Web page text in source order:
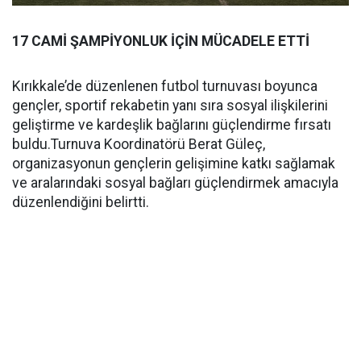
17 CAMİ ŞAMPİYONLUK İÇİN MÜCADELE ETTİ
Kırıkkale’de düzenlenen futbol turnuvası boyunca
gençler, sportif rekabetin yanı sıra sosyal ilişkilerini
geliştirme ve kardeşlik bağlarını güçlendirme fırsatı
buldu.Turnuva Koordinatörü Berat Güleç,
organizasyonun gençlerin gelişimine katkı sağlamak
ve aralarındaki sosyal bağları güçlendirmek amacıyla
düzenlendiğini belirtti.